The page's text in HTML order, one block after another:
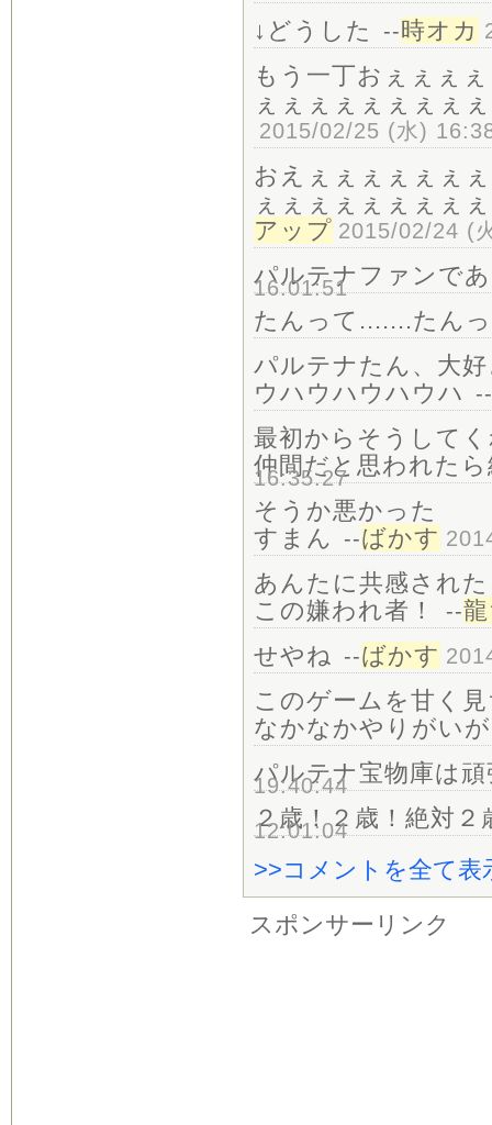
↓どうした
--時オカ
もう一丁おぇぇぇ
ぇぇぇぇぇぇぇぇ
2015/02/25 (水)
おえぇぇぇぇぇぇ
ぇぇぇぇぇぇぇぇ
アップ 2015/02/24 (
パルテナファンで
16:01:51
たんって.......たん
パルテナたん、大
ウハウハウハウハ
--
最初からそうして
仲間だと思われた
16:35:27
そうか悪かった
すまん
--ばかす
あんたに共感され
この嫌われ者！
--
せやね --ばかす
このゲームを甘く
なかなかやりがい
パルテナ宝物庫は
19:40:44
２歳！２歳！絶対２
12:01:04
>>コメントを全て表
スポンサーリンク